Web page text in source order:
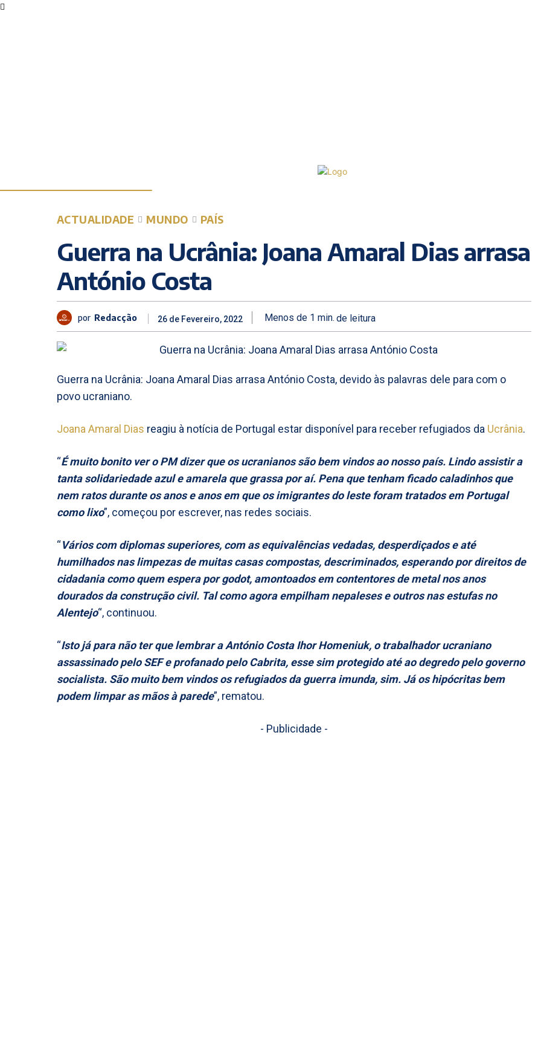
ACTUALIDADE MUNDO PAÍS
Guerra na Ucrânia: Joana Amaral Dias arrasa
António Costa
por Redacção 26 de Fevereiro, 2022 Menos de 1 min. de leitura
Guerra na Ucrânia: Joana Amaral Dias arrasa António Costa, devido às palavras dele para com o
povo ucraniano.
Joana Amaral Dias reagiu à notícia de Portugal estar disponível para receber refugiados da Ucrânia.
“É muito bonito ver o PM dizer que os ucranianos são bem vindos ao nosso país. Lindo assistir a
tanta solidariedade azul e amarela que grassa por aí. Pena que tenham ficado caladinhos que
nem ratos durante os anos e anos em que os imigrantes do leste foram tratados em Portugal
como lixo”, começou por escrever, nas redes sociais.
“Vários com diplomas superiores, com as equivalências vedadas, desperdiçados e até
humilhados nas limpezas de muitas casas compostas, descriminados, esperando por direitos de
cidadania como quem espera por godot, amontoados em contentores de metal nos anos
dourados da construção civil. Tal como agora empilham nepaleses e outros nas estufas no
Alentejo“, continuou.
“Isto já para não ter que lembrar a António Costa Ihor Homeniuk, o trabalhador ucraniano
assassinado pelo SEF e profanado pelo Cabrita, esse sim protegido até ao degredo pelo governo
socialista. São muito bem vindos os refugiados da guerra imunda, sim. Já os hipócritas bem
podem limpar as mãos à parede”, rematou.
- Publicidade -